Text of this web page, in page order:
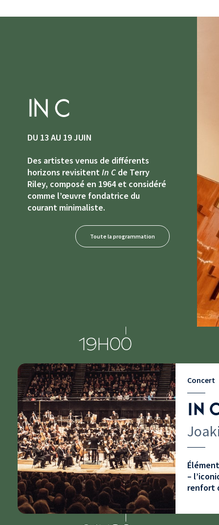
IN C
DU 13 AU 19 JUIN
Des artistes venus de différents
horizons revisitentIn C de Terry
Riley, composé en 1964 et considéré
comme l’œuvre fondatrice du
courant minimaliste.
Toute la programmation
19H00
Concert
IN
–
renfort